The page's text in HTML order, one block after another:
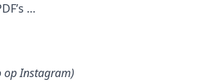
…
Instagram)